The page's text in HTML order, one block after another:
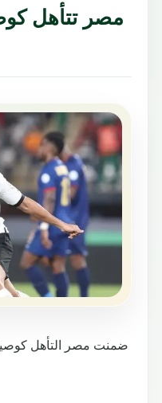
مصر تتأهل
ضمنت مصر التأهل